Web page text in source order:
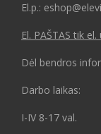
El.p.:
El. PAŠTAS tik
Dėl bendros
Darbo laikas:
I-IV 8-17 val.